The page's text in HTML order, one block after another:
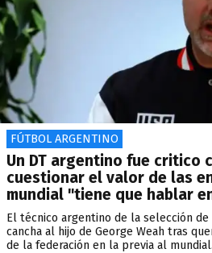
FÚTBOL ARGENTINO
Un DT argentino fue critico
cuestionar el valor de las
mundial "tiene que hablar
El técnico argentino de la selección
cancha al hijo de George Weah tras
de la federación en la previa al mundial.